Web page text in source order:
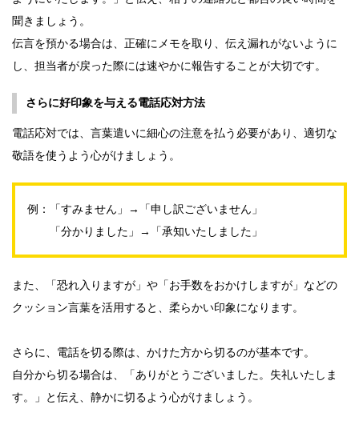
聞きましょう。
伝言を預かる場合は、正確にメモを取り、伝え漏れがないように
し、担当者が戻った際には速やかに報告することが大切です。
さらに好印象を与える電話応対方法
電話応対では、言葉遣いに細心の注意を払う必要があり、適切な
敬語を使うよう心がけましょう。
例：「すみません」→「申し訳ございません」
「分かりました」→「承知いたしました」
また、「恐れ入りますが」や「お手数をおかけしますが」などの
クッション言葉を活用すると、柔らかい印象になります。
さらに、電話を切る際は、かけた方から切るのが基本です。
自分から切る場合は、「ありがとうございました。失礼いたしま
す。」と伝え、静かに切るよう心がけましょう。